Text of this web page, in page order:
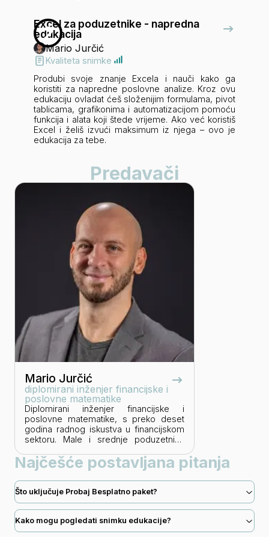
2
Excel za poduzetnike - napredna
edukacija
Mario Jurčić
Kvaliteta snimke
Produbi svoje znanje Excela i nauči kako ga
koristiti za napredne poslovne analize. Kroz ovu
edukaciju ovladat ćeš složenijim formulama, pivot
tablicama, grafikonima i automatizacijom pomoću
funkcija i alata koji štede vrijeme. Ako već koristiš
Excel i želiš izvući maksimum iz njega – ovo je
edukacija za tebe.
Predavači
Mario Jurčić
diplomirani inženjer financijske i
poslovne matematike
Diplomirani inženjer financijske i
poslovne matematike, s preko deset
godina radnog iskustva u financijskom
sektoru. Male i srednje poduzetnike
kroz edukativne sadržaje, analizu
poslovanja i savjetovanje pomaže u
dostizanju punog potencijala. S
obzirom da je i sam pružatelj usluga,
Marijevi savjeti dolaze iz prve ruke,
pokrivajući teme poput određivanja
cijene usluga, upravljanja vremenom i
kontrolinga za pružatelje usluga.
Najčešće postavljana pitanja
Što uključuje Probaj Besplatno paket?
Kako mogu pogledati snimku edukacije?